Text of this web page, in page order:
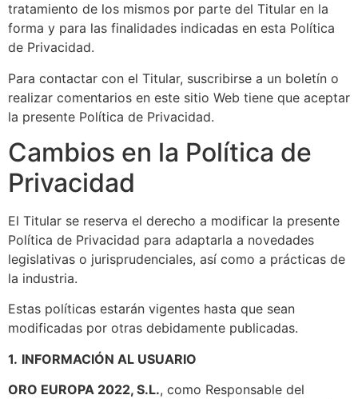
tratamiento de los mismos por parte del Titular en la
forma y para las finalidades indicadas en esta Política
de Privacidad.
Para contactar con el Titular, suscribirse a un boletín o
realizar comentarios en este sitio Web tiene que aceptar
la presente Política de Privacidad.
Cambios en la Política de
Privacidad
El Titular se reserva el derecho a modificar la presente
Política de Privacidad para adaptarla a novedades
legislativas o jurisprudenciales, así como a prácticas de
la industria.
Estas políticas estarán vigentes hasta que sean
modificadas por otras debidamente publicadas.
1. INFORMACIÓN AL USUARIO
ORO EUROPA 2022, S.L., como Responsable del